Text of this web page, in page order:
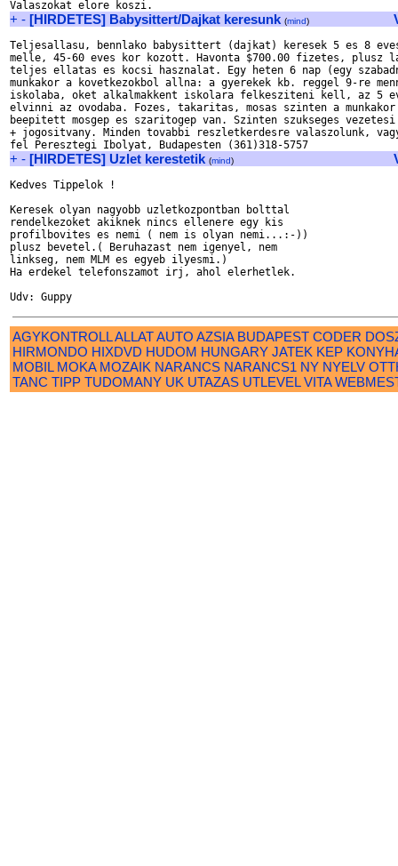
+ - [HIRDETES] Babysittert/Dajkat keresunk (mind)
Teljesallasu, bennlako babysittert (dajkat) keresek 5 es 8
melle, 45-60 eves kor kozott. Havonta $700.00 fizetes, plusz
teljes ellatas es kocsi hasznalat. Egy heten 6 nap (egy
munkakor a kovetkezokbol allna: a gyerekek kb. reggel 9-re
iskolaba, oket alkalmakkent iskolara felkesziteni kell, az 5
elvinni az ovodaba. Fozes, takaritas, mosas szinten a
beepitett mosgep es szaritogep van. Szinten szukseges
+ jogositvany. Minden tovabbi reszletkerdesre valaszolunk,
+ - [HIRDETES] Uzlet kerestetik (mind)
Kedves Tippelok !
Keresek olyan nagyobb uzletkozpontban bolttal
rendelkezoket akiknek nincs ellenere egy kis
profilbovites es nemi ( nem is olyan nemi...:-))
plusz bevetel.( Beruhazast nem igenyel, nem
linkseg, nem MLM es egyeb ilyesmi.)
Ha erdekel telefonszamot irj, ahol elerhetlek.
AGYKONTROLLALLATAUTO AZSIA BUDAPEST CODER
HIRMONDO HIXDVD HUDOM HUNGARY JATEK KEP
MOBIL MOKA MOZAIK NARANCS NARANCS1 NY NYELV
TANC TIPP TUDOMANY UK UTAZAS UTLEVEL VITA